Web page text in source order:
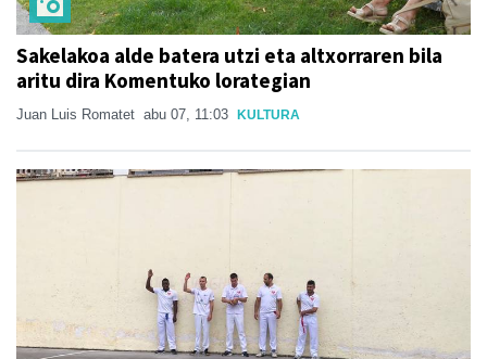
Sakelakoa alde batera utzi eta altxorraren bila
aritu dira Komentuko lorategian
Juan Luis Romatet abu 07, 11:03 KULTURA